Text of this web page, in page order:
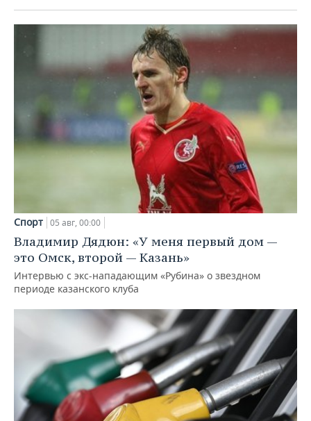
Спорт 05 авг, 00:00
Владимир Дядюн: «У меня первый дом —
это Омск, второй — Казань»
Интервью с экс-нападающим «Рубина» о звездном
периоде казанского клуба